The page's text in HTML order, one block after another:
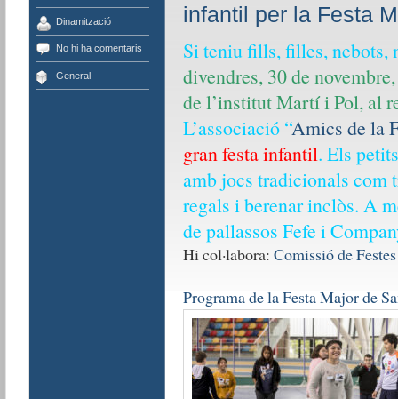
Dinamització
No hi ha comentaris
General
infantil per la Festa
Si teniu fills, filles,
divendres, 30 de
de l’institut Martí i Pol, al
L’associació “Amics de la
gran festa infantil. Els
amb jocs tradicionals com
regals i berenar inclòs. A
de pallassos Fefe i
Hi col·labora: Comissió de
Programa de la Festa Major de